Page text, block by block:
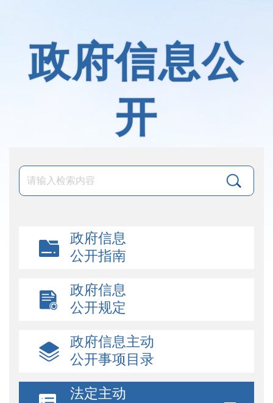
政府信息公
开
政府信息
公开指南
政府信息
公开规定
政府信息主动
公开事项目录
法定主动